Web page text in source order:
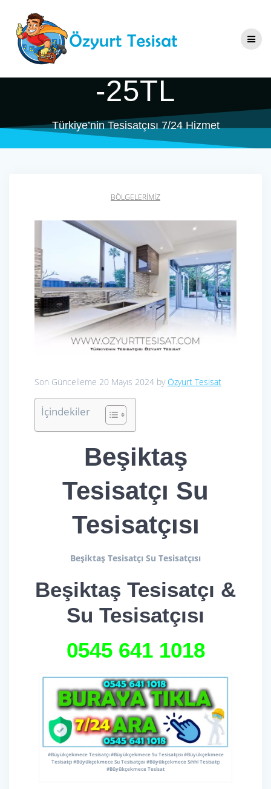
content
Beşiktaş Tesisatçı
& Su Tesisatçısı
-25TL
Türkiye’nin Tesisatçısı 7/24 Hizmet
BÖLGELERIMIZ
Son Güncelleme 20 Mayıs 2024 by Özyurt Tesisat
İçindekiler
Beşiktaş
Tesisatçı Su
Tesisatçısı
Beşiktaş Tesisatçı Su Tesisatçısı
Beşiktaş Tesisatçı &
Su Tesisatçısı
0545 641 1018
#Büyükçekmece Tesisatçı #Büyükçekmece Su Tesisatçısı #Büyükçekmece
Tesisatçı #Büyükçekmece Su Tesisatçısı #Büyükçekmece Sıhhi Tesisatçı
#Büyükçekmece Tesisat